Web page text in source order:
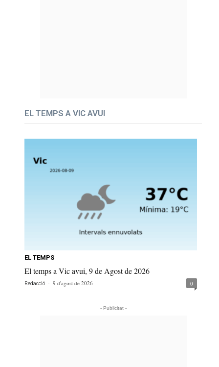
EL TEMPS A VIC AVUI
EL TEMPS
El temps a Vic avui, 9 de Agost de 2026
Redacció - 9 d'agost de 2026 0
- Publicitat -